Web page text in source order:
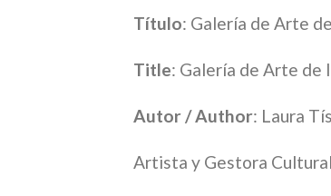
Título: Galería de Arte
Title: Galería de Arte de
Autor / Author: Laura
Artista y Gestora